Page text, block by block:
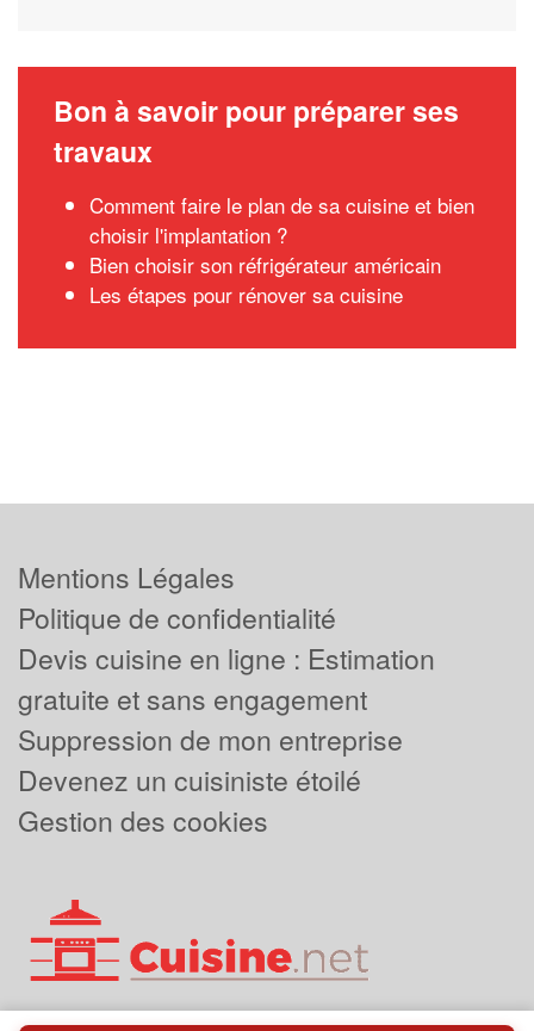
Bon à savoir pour préparer ses
travaux
Comment faire le plan de sa cuisine et bien
choisir l'implantation ?
Bien choisir son réfrigérateur américain
Les étapes pour rénover sa cuisine
Mentions Légales
Politique de confidentialité
Devis cuisine en ligne : Estimation
gratuite et sans engagement
Suppression de mon entreprise
Devenez un cuisiniste étoilé
Gestion des cookies